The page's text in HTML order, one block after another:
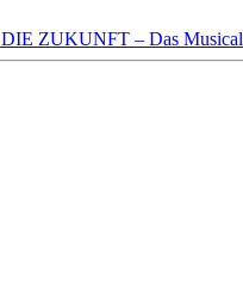
ZUKUNFT – Das Musical